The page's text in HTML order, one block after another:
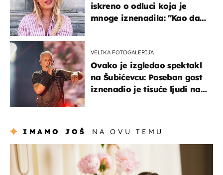
iskreno o odluci koja je
mnoge iznenadila: ''Kao da
VELIKA FOTOGALERIJA
Ovako je izgledao spektakl
na Šubićevcu: Poseban gost
iznenadio je tisuće ljudi na
IMAMO JOŠ NA OVU TEMU
moda & ljepota